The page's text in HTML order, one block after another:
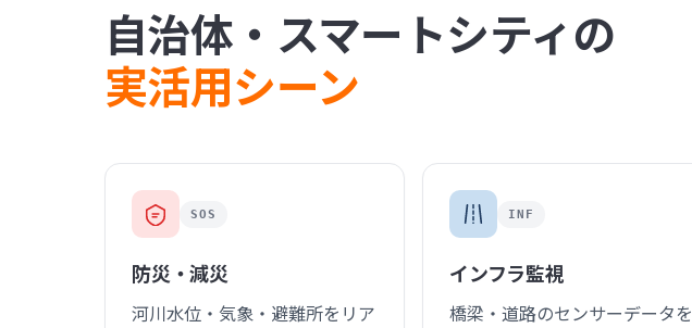
自治体・スマートシティの
実活用シーン
SOS
防災・減災
河川水位・気象・避難所をリア
INF
インフラ監視
橋梁・道路のセンサーデータを